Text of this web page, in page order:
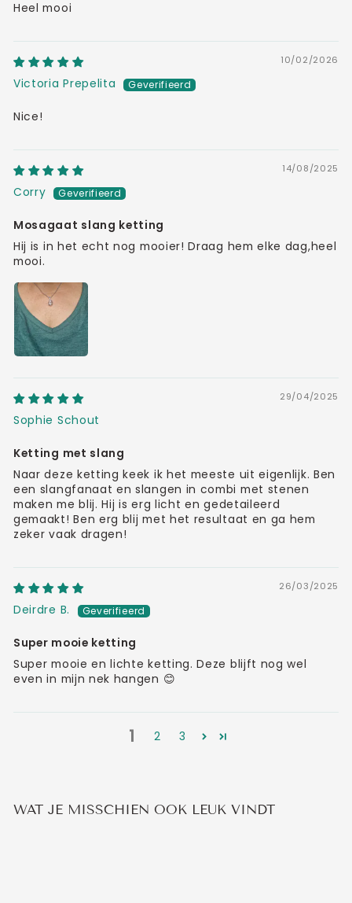
Heel mooi
10/02/2026
Victoria Prepelita
Nice!
14/08/2025
Corry
Mosagaat slang ketting
Hij is in het echt nog mooier! Draag hem elke dag,heel
mooi.
29/04/2025
Sophie Schout
Ketting met slang
Naar deze ketting keek ik het meeste uit eigenlijk. Ben
een slangfanaat en slangen in combi met stenen
maken me blij. Hij is erg licht en gedetaileerd
gemaakt! Ben erg blij met het resultaat en ga hem
zeker vaak dragen!
26/03/2025
Deirdre B.
Super mooie ketting
Super mooie en lichte ketting. Deze blijft nog wel
even in mijn nek hangen 😊
1 2 3
WAT JE MISSCHIEN OOK LEUK VINDT